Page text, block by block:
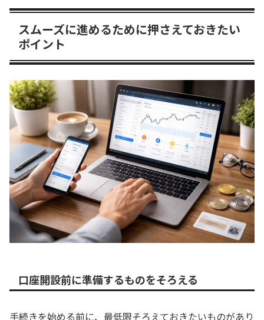
スムーズに進めるために押さえておきたい
ポイント
口座開設前に準備するものをそろえる
手続きを始める前に、最低限そろえておきたいものがあり